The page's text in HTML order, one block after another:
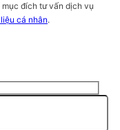
đích tư vấn dịch vụ
cá nhân.